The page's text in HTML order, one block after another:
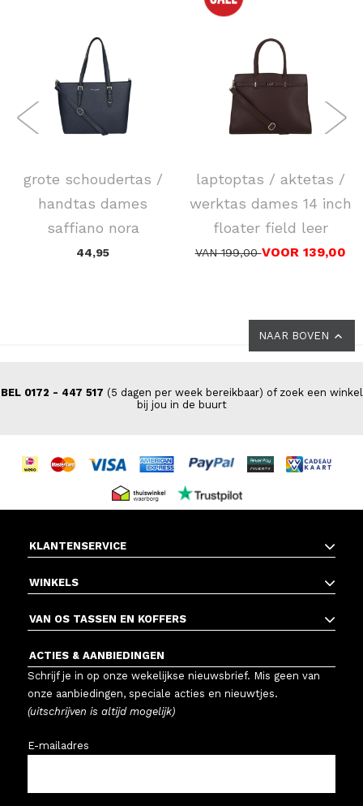
grote schoudertas /
handtas dames
saffiano nora
44,95
laptoptas / aktetas /
werktas dames 14 inch
floater field leer
VAN 199,00VOOR 139,00
NAAR BOVEN
BEL 0172 - 447 517 (5 dagen per week bereikbaar) of zoek een winkel
bij jou in de buurt
KLANTENSERVICE
WINKELS
VAN OS TASSEN EN KOFFERS
ACTIES & AANBIEDINGEN
Schrijf je in op onze wekelijkse nieuwsbrief. Mis geen van
onze aanbiedingen, speciale acties en nieuwtjes.
(uitschrijven is altijd mogelijk)
E-mailadres